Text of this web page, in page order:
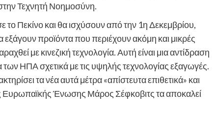
στην Τεχνητή Νοημοσύνη.
Πεκίνο και θα ισχύσουν από την 1η Δεκεμβρίου,
εξάγουν προϊόντα που περιέχουν ακόμη και μικρές
με κινεζική τεχνολογία. Αυτή είναι μια αντίδραση
ΗΠΑ σχετικά με τις υψηλής τεχνολογίας εξαγωγές.
τα νέα αυτά μέτρα «απίστευτα επιθετικά» και
Ένωσης Μάρος Σέφκοβιτς τα αποκαλεί